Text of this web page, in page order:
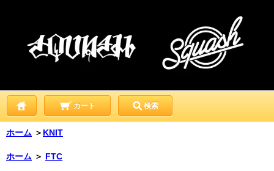
カート 検索
ホーム ＞ KNIT
ホーム ＞ FTC